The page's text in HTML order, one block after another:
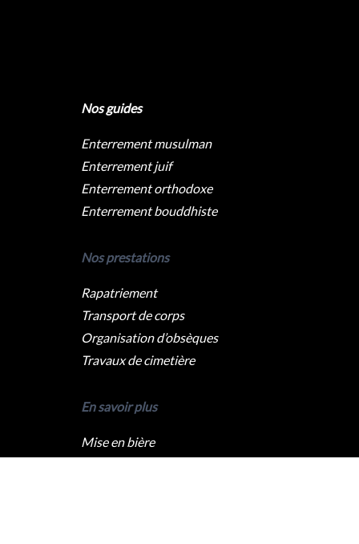
Nos guides
Enterrement musulman
Enterrement juif
Enterrement orthodoxe
Enterrement bouddhiste
Nos prestations
Rapatriement
Transport de corps
Organisation d’obsèques
Travaux de cimetière
En savoir plus
Mise en bière